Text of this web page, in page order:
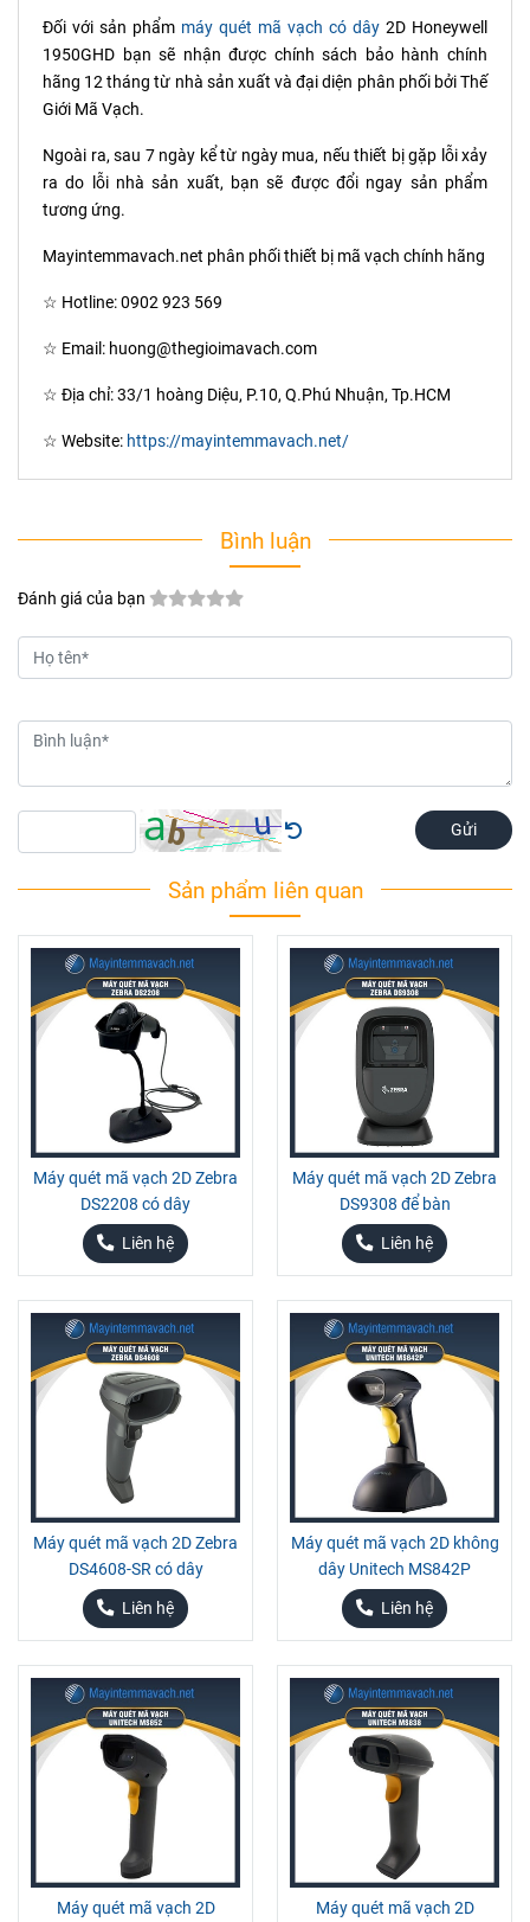
Đối với sản phẩm máy quét mã vạch có dây 2D Honeywell
1950GHD bạn sẽ nhận được chính sách bảo hành chính
hãng 12 tháng từ nhà sản xuất và đại diện phân phối bởi Thế
Giới Mã Vạch.
Ngoài ra, sau 7 ngày kể từ ngày mua, nếu thiết bị gặp lỗi xảy
ra do lỗi nhà sản xuất, bạn sẽ được đổi ngay sản phẩm
tương ứng.
Mayintemmavach.net phân phối thiết bị mã vạch chính hãng
☆ Hotline: 0902 923 569
☆ Email: huong@thegioimavach.com
☆ Địa chỉ: 33/1 hoàng Diệu, P.10, Q.Phú Nhuận, Tp.HCM
☆ Website: https://mayintemmavach.net/
Bình luận
Đánh giá của bạn
Gửi
Sản phẩm liên quan
Máy quét mã vạch 2D Zebra
DS2208 có dây
Liên hệ
Máy quét mã vạch 2D Zebra
DS9308 để bàn
Liên hệ
Máy quét mã vạch 2D Zebra
DS4608-SR có dây
Liên hệ
Máy quét mã vạch 2D không
dây Unitech MS842P
Liên hệ
Máy quét mã vạch 2D
Máy quét mã vạch 2D